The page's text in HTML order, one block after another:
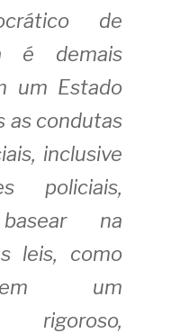
de
é demais
um Estado
as condutas
inclusive
policiais,
na
leis, como
um
rigoroso,